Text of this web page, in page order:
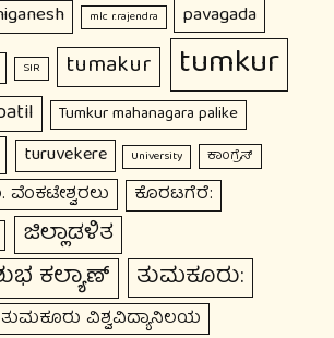
mlc r.rajendra pavagada
SIR tumakur tumkur
Tumkur mahanagara palike
turuvekere University ಕಾಂಗ್ರೆಸ್
ಕೊರಟಗೆರೆ:
ಜಿಲ್ಲಾಡಳಿತ
ಕಲ್ಯಾಣ್ ತುಮಕೂರು:
ತುಮಕೂರು ವಿಶ್ವವಿದ್ಯಾನಿಲಯ